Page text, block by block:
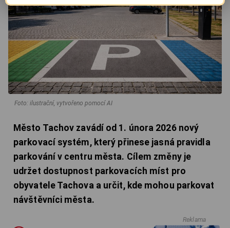
Foto: ilustrační, vytvořeno pomocí AI
Město Tachov zavádí od 1. února 2026 nový
parkovací systém, který přinese jasná pravidla
parkování v centru města. Cílem změny je
udržet dostupnost parkovacích míst pro
obyvatele Tachova a určit, kde mohou parkovat
návštěvníci města.
Reklama